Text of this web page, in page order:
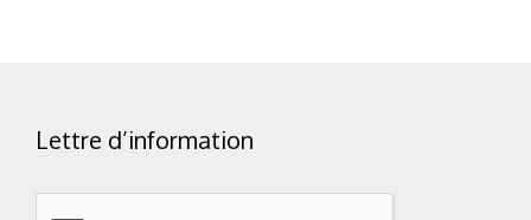
Lettre d’information